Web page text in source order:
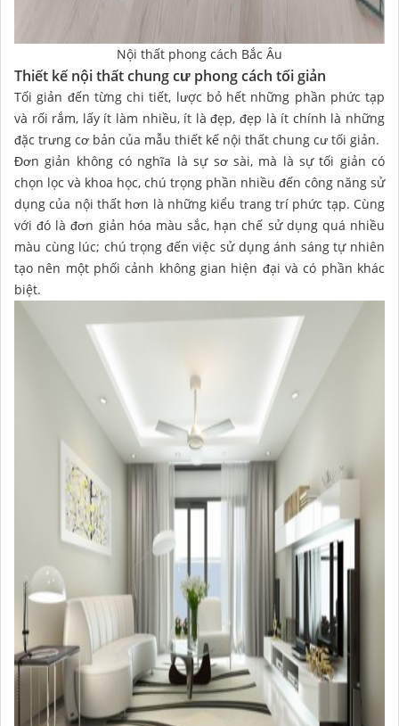
Nội thất phong cách Bắc Âu
Thiết kế nội thất chung cư phong cách tối giản
Tối giản đến từng chi tiết, lược bỏ hết những phần phức tạp
và rối rắm, lấy ít làm nhiều, ít là đẹp, đẹp là ít chính là những
đặc trưng cơ bản của mẫu thiết kế nội thất chung cư tối giản.
Đơn giản không có nghĩa là sự sơ sài, mà là sự tối giản có
chọn lọc và khoa học, chú trọng phần nhiều đến công năng sử
dụng của nội thất hơn là những kiểu trang trí phức tạp. Cùng
với đó là đơn giản hóa màu sắc, hạn chế sử dụng quá nhiều
màu cùng lúc; chú trọng đến việc sử dụng ánh sáng tự nhiên
tạo nên một phối cảnh không gian hiện đại và có phần khác
biệt.